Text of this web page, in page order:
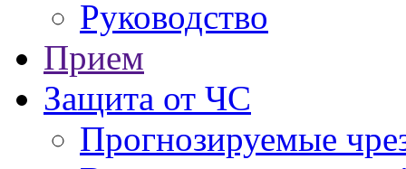
Руководство
Прием
Защита от ЧС
Прогнозируемые